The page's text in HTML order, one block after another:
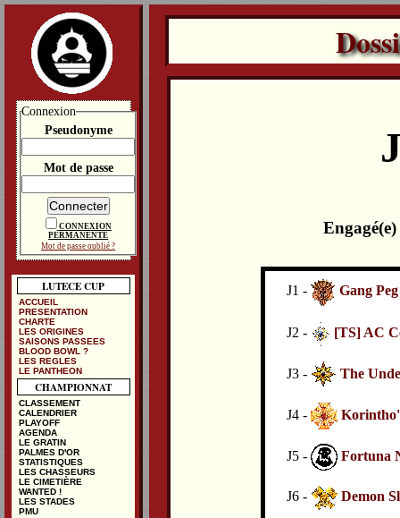
J1 - Gang
J2 - [TS] AC
J3 - The
J4 -
J5 - Fortuna
J6 - Demon
Connexion
Pseudonyme
Mot de passe
CONNEXION
PERMANENTE
Mot de passe oublié ?
LUTECE CUP
ACCUEIL
PRESENTATION
CHARTE
LES ORIGINES
SAISONS PASSEES
BLOOD BOWL ?
LES REGLES
LE PANTHEON
CHAMPIONNAT
CLASSEMENT
CALENDRIER
PLAYOFF
AGENDA
LE GRATIN
PALMES D'OR
STATISTIQUES
LES CHASSEURS
LE CIMETIÈRE
WANTED !
LES STADES
PMU